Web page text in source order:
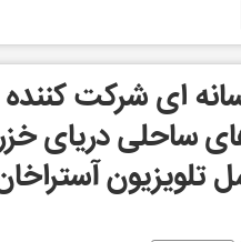
ای شرکت
ساحلی دریای
تلویزیون آستراخان